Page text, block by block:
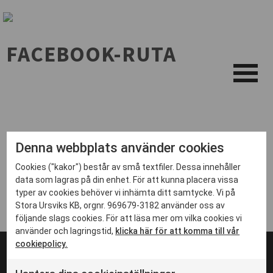
FACEBOOK-RUTA
Denna webbplats använder cookies
Cookies ("kakor") består av små textfiler. Dessa innehåller
data som lagras på din enhet. För att kunna placera vissa
typer av cookies behöver vi inhämta ditt samtycke. Vi på
Stora Ursviks KB, orgnr. 969679-3182 använder oss av
följande slags cookies. För att läsa mer om vilka cookies vi
använder och lagringstid, klicka här för att komma till vår
cookiepolicy.